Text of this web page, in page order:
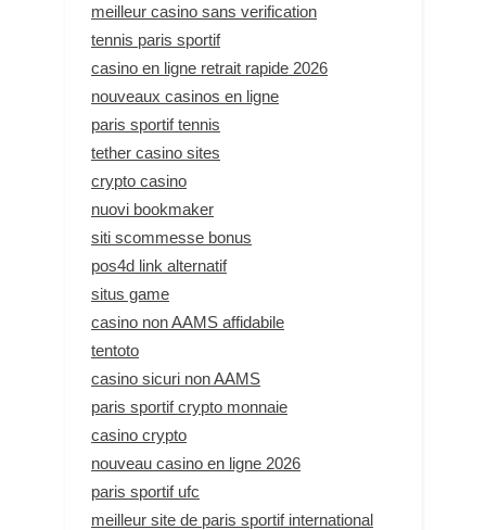
meilleur casino sans verification
tennis paris sportif
casino en ligne retrait rapide 2026
nouveaux casinos en ligne
paris sportif tennis
tether casino sites
crypto casino
nuovi bookmaker
siti scommesse bonus
pos4d link alternatif
situs game
casino non AAMS affidabile
tentoto
casino sicuri non AAMS
paris sportif crypto monnaie
casino crypto
nouveau casino en ligne 2026
paris sportif ufc
meilleur site de paris sportif international